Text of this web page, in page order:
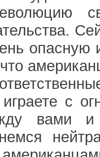
опасную
с
вами